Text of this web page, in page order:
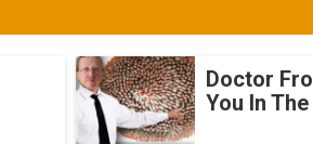
Doctor
You In